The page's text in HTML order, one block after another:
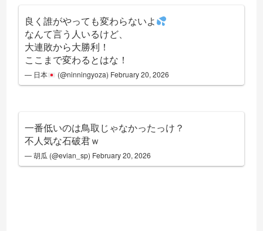
良く誰がやっても変わらないよ
なんて言う人いるけど、
大連敗から大勝利！
ここまで変わるとはな！
— 日本 (@ninningyoza) February 20, 2026
一番低いのは鳥取じゃなかったっけ？
不人気な石破君ｗ
— 胡瓜 (@evian_sp) February 20, 2026